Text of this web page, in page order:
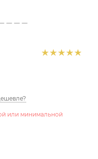
или минимальной